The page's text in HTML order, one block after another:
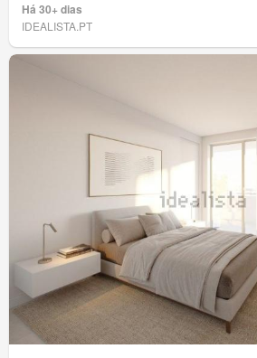
Há 30+ dias
IDEALISTA.PT